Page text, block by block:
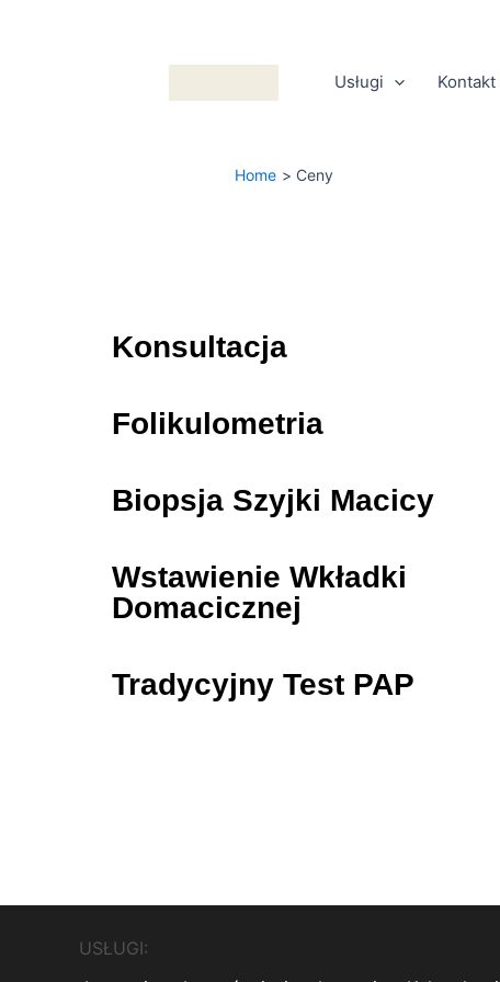
Usługi Kontakt
Home Ceny
Konsultacja
Folikulometria
Biopsja Szyjki Macicy
Wstawienie Wkładki
Domacicznej
Tradycyjny Test PAP
USŁUGI: